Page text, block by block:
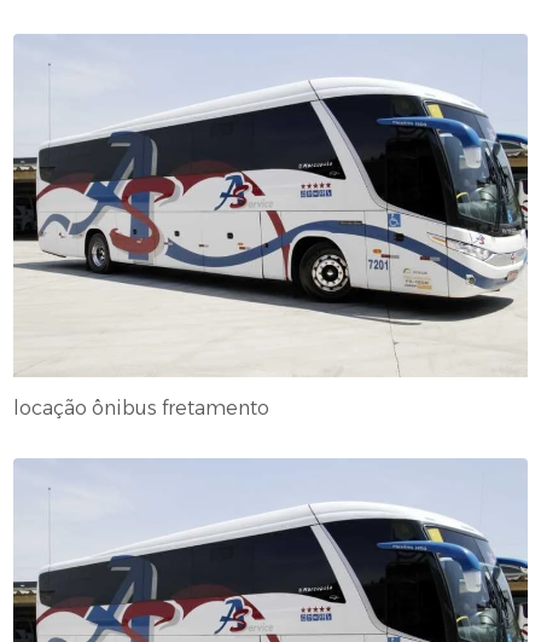
locação ônibus fretamento